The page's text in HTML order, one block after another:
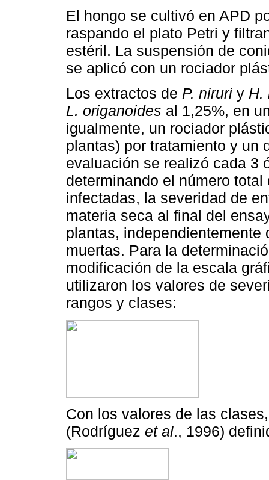
El hongo se cultivó en APD
raspando el plato Petri y
estéril. La suspensión de
se aplicó con un rociador
Los extractos de P. niruri y H.
L. origanoides al 1,25%, en
igualmente, un rociador
plantas) por tratamiento y un
evaluación se realizó cada 3
determinando el número
infectadas, la severidad de
materia seca al final del
plantas,
muertas. Para la
modificación de la escala
utilizaron los valores de
rangos y clases:
Con los valores de las
(Rodríguez et al., 1996)